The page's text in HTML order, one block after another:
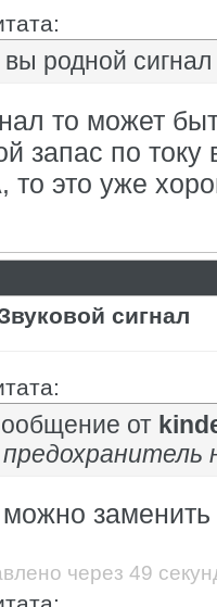
родной
то может
запас по
то это уже
сигнал
от
можно
через 49